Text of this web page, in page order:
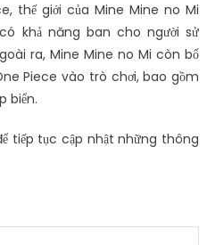
thế giới của Mine Mine no Mi
khả năng ban cho người sử
ra, Mine Mine no Mi còn bổ
Piece vào trò chơi, bao gồm
biển.
tiếp tục cập nhật những thông